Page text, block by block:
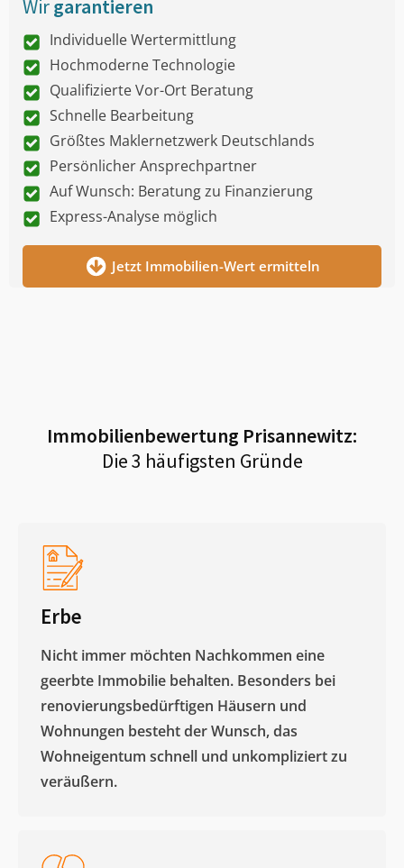
Wirgarantieren
Individuelle Wertermittlung
Hochmoderne Technologie
Qualifizierte Vor-Ort Beratung
Schnelle Bearbeitung
Größtes Maklernetzwerk Deutschlands
Persönlicher Ansprechpartner
Auf Wunsch: Beratung zu Finanzierung
Express-Analyse möglich
Jetzt Immobilien-Wert ermitteln
Immobilienbewertung Prisannewitz:
Die 3 häufigsten Gründe
Erbe
Nicht immer möchten Nachkommen eine
geerbte Immobilie behalten. Besonders bei
renovierungsbedürftigen Häusern und
Wohnungen besteht der Wunsch, das
Wohneigentum schnell und unkompliziert zu
veräußern. ​